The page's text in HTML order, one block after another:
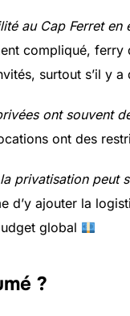
au Cap Ferret
compliqué,
surtout s’il y
ont souvent
ont des
privatisation peut
d’y ajouter la
global
?